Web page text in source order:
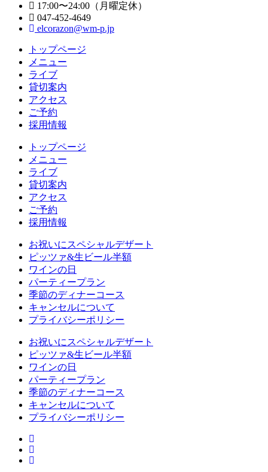
17:00〜24:00（月曜定休）
047-452-4649
elcorazon@wm-p.jp
トップページ
メニュー
ライブ
貸切案内
アクセス
ご予約
採用情報
トップページ
メニュー
ライブ
貸切案内
アクセス
ご予約
採用情報
お祝いにスペシャルデザート
ピッツァ&生ビール半額
ワインの日
パーティープラン
季節のディナーコース
キャンセルについて
プライバシーポリシー
お祝いにスペシャルデザート
ピッツァ&生ビール半額
ワインの日
パーティープラン
季節のディナーコース
キャンセルについて
プライバシーポリシー